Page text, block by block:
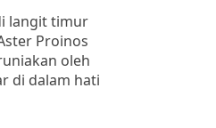
langit timur
Proinos
oleh
di dalam hati